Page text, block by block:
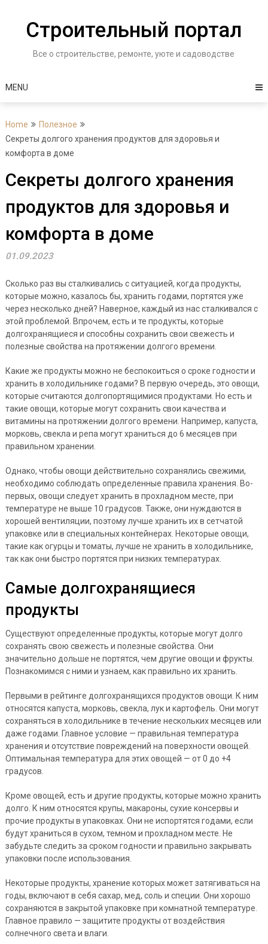
contentСтроительный портал
Все о строительстве, ремонте, уюте и садоводстве
MENU
Home
Полезное
Секреты долгого хранения продуктов для здоровья и
комфорта в доме
Секреты долгого хранения
продуктов для здоровья и
комфорта в доме
01.09.2023
Сколько раз вы сталкивались с ситуацией, когда продукты,
которые можно, казалось бы, хранить годами, портятся уже
через несколько дней? Наверное, каждый из нас сталкивался с
этой проблемой. Впрочем, есть и те продукты, которые
долгохранящиеся и способны сохранить свои свежесть и
полезные свойства на протяжении долгого времени.
Какие же продукты можно не беспокоиться о сроке годности и
хранить в холодильнике годами? В первую очередь, это овощи,
которые считаются долгопортящимися продуктами. Но есть и
такие овощи, которые могут сохранить свои качества и
витамины на протяжении долгого времени. Например, капуста,
морковь, свекла и репа могут храниться до 6 месяцев при
правильном хранении.
Однако, чтобы овощи действительно сохранялись свежими,
необходимо соблюдать определенные правила хранения. Во-
первых, овощи следует хранить в прохладном месте, при
температуре не выше 10 градусов. Также, они нуждаются в
хорошей вентиляции, поэтому лучше хранить их в сетчатой
упаковке или в специальных контейнерах. Некоторые овощи,
такие как огурцы и томаты, лучше не хранить в холодильнике,
так как они быстро портятся при низких температурах.
Самые долгохранящиеся
продукты
Существуют определенные продукты, которые могут долго
сохранять свою свежесть и полезные свойства. Они
значительно дольше не портятся, чем другие овощи и фрукты.
Познакомимся с ними и узнаем, как правильно их хранить.
Первыми в рейтинге долгохранящихся продуктов овощи. К ним
относятся капуста, морковь, свекла, лук и картофель. Они могут
сохраняться в холодильнике в течение нескольких месяцев или
даже годами. Главное условие — правильная температура
хранения и отсутствие повреждений на поверхности овощей.
Оптимальная температура для этих овощей — от 0 до +4
градусов.
Кроме овощей, есть и другие продукты, которые можно хранить
долго. К ним относятся крупы, макароны, сухие консервы и
прочие продукты в упаковках. Они не испортятся годами, если
будут храниться в сухом, темном и прохладном месте. Не
забудьте следить за сроком годности и правильно закрывать
упаковки после использования.
Некоторые продукты, хранение которых может затягиваться на
годы, включают в себя сахар, мед, соль и специи. Они хорошо
сохраняются в закрытой упаковке при комнатной температуре.
Главное правило — защитите продукты от воздействия
солнечного света и влаги.